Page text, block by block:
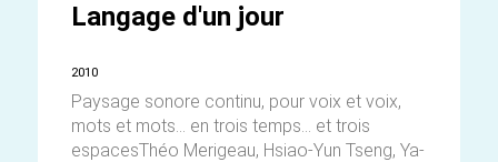
Langage d'un jour
2010
Paysage sonore continu, pour voix et voix,
mots et mots... en trois temps... et trois
espacesThéo Merigeau, Hsiao-Yun Tseng, Ya-